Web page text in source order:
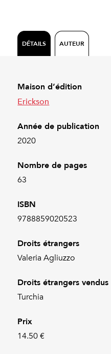
DÉTAILS AUTEUR
Maison d’édition
Erickson
Année de publication
2020
Nombre de pages
63
ISBN
9788859020523
Droits étrangers
Valeria Agliuzzo
Droits étrangers vendus
Turchia
Prix
14.50 €